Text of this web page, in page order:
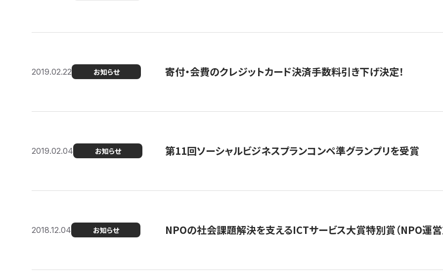
2019.02.22 お知らせ 寄付・会費のクレジットカード決済手数料引き下げ決定！
2019.02.04 お知らせ 第11回ソーシャルビジネスプランコンペ準グランプリを受賞
2018.12.04 お知らせ NPOの社会課題解決を支えるICTサービス大賞特別賞（NPO運